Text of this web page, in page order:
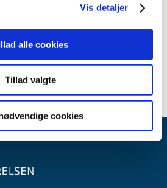
Vis detaljer
alle cookies
Tillad valgte
cookies